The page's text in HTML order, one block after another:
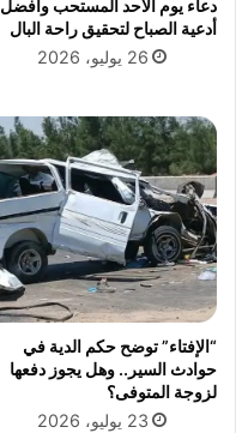
ا
ل
ي
ل
أ
ق
ا
ء
و
ا
ل
م
ش
ا
ر
ك
ة
دعاء يوم الأحد المستحب وأفضل
أدعية الصباح لتحقيق راحة البال
26 يوليو، 2026
“الإفتاء” توضح حكم الدية في
حوادث السير.. وهل يجوز دفعها
لزوجة المتوفى؟
23 يوليو، 2026